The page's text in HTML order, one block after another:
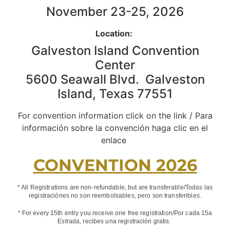
November 23-25, 2026
Location:
Galveston Island Convention
Center
5600 Seawall Blvd. Galveston
Island, Texas 77551
For convention information click on the link / Para
información sobre la convención haga clic en el
enlace
CONVENTION 2026
* All Registrations are non-refundable, but are transferable/Todas las
registraciónes no son reembolsables, pero son transferibles.
* For every 15th entry you receive one free registration/Por cada 15a
Estrada, recibes una registración gratis.